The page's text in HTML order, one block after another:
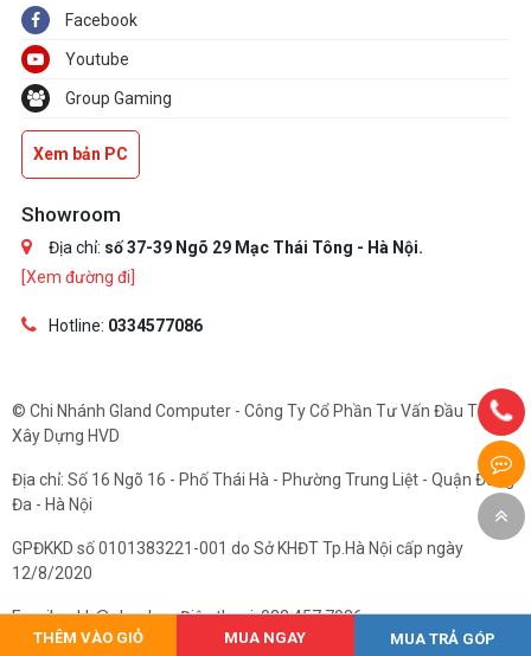
THÊM VÀO GIỎ MUA NGAY MUA TRẢ GÓP
Facebook
Youtube
Group Gaming
Xem bản PC
Showroom
Địa chỉ: số 37-39 Ngõ 29 Mạc Thái Tông - Hà Nội.
[Xem đường đi]
Hotline: 0334577086
© Chi Nhánh Gland Computer - Công Ty Cổ Phần Tư Vấn Đầu Tư Và
Xây Dựng HVD
Địa chỉ: Số 16 Ngõ 16 - Phố Thái Hà - Phường Trung Liệt - Quận Đống
Đa - Hà Nội
GPĐKKD số 0101383221-001 do Sở KHĐT Tp.Hà Nội cấp ngày
12/8/2020
Email: cskh@gland.vn. Điện thoại: 033.457.7086